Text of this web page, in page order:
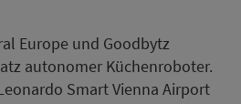
Europe und Goodbytz
autonomer Küchenroboter.
Smart Vienna Airport